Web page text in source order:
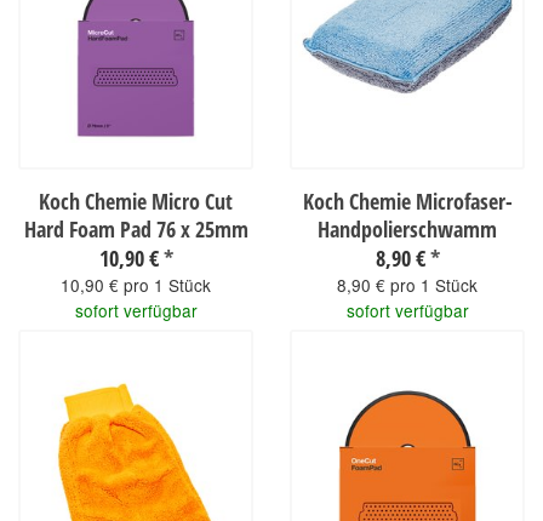
Koch Chemie Micro Cut
Hard Foam Pad 76 x 25mm
10,90 €*
10,90 € pro 1 Stück
sofort verfügbar
Koch Chemie Microfaser-
Handpolierschwamm
8,90 €*
8,90 € pro 1 Stück
sofort verfügbar